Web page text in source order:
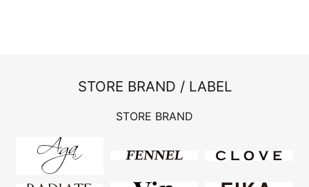
STORE BRAND / LABEL
STORE BRAND